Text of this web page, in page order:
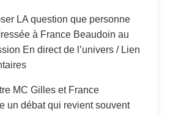
LA question que personne
à France Beaudoin au
En direct de l’univers / Lien
MC Gilles et France
un débat qui revient souvent